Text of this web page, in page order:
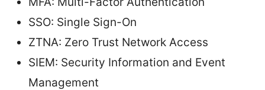
SSO: Single Sign-On
ZTNA: Zero Trust Network Access
SIEM: Security Information and Event
Management